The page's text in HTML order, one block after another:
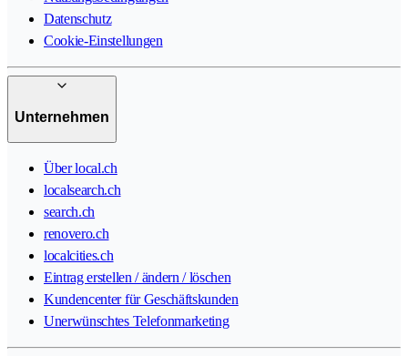
Datenschutz
Cookie-Einstellungen
Unternehmen
Über local.ch
localsearch.ch
search.ch
renovero.ch
localcities.ch
Eintrag erstellen / ändern / löschen
Kundencenter für Geschäftskunden
Unerwünschtes Telefonmarketing